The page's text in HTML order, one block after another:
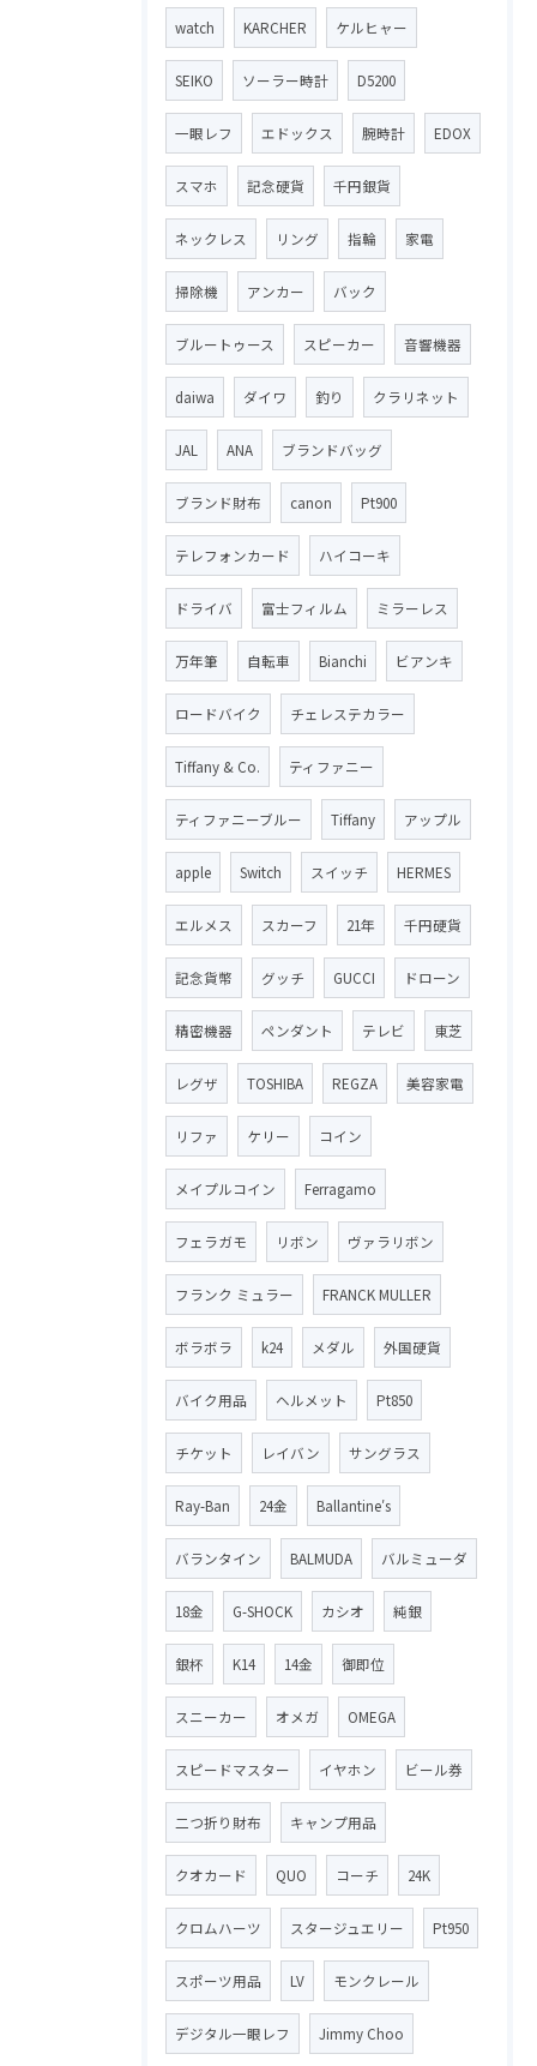
watch KARCHER ケルヒャー
SEIKO ソーラー時計 D5200
一眼レフ エドックス 腕時計 EDOX
スマホ 記念硬貨 千円銀貨
ネックレス リング 指輪 家電
掃除機 アンカー バック
ブルートゥース スピーカー 音響機器
daiwa ダイワ 釣り クラリネット
JAL ANA ブランドバッグ
ブランド財布 canon Pt900
テレフォンカード ハイコーキ
ドライバ 富士フィルム ミラーレス
万年筆 自転車 Bianchi ビアンキ
ロードバイク チェレステカラー
Tiffany & Co. ティファニー
ティファニーブルー Tiffany アップル
apple Switch スイッチ HERMES
エルメス スカーフ 21年 千円硬貨
記念貨幣 グッチ GUCCI ドローン
精密機器 ペンダント テレビ 東芝
レグザ TOSHIBA REGZA 美容家電
リファ ケリー コイン
メイプルコイン Ferragamo
フェラガモ リボン ヴァラリボン
フランク ミュラー FRANCK MULLER
ボラボラ k24 メダル 外国硬貨
バイク用品 ヘルメット Pt850
チケット レイバン サングラス
Ray-Ban 24金 Ballantine′s
バランタイン BALMUDA バルミューダ
18金 G-SHOCK カシオ 純銀
銀杯 K14 14金 御即位
スニーカー オメガ OMEGA
スピードマスター イヤホン ビール券
二つ折り財布 キャンプ用品
クオカード QUO コーチ 24K
クロムハーツ スタージュエリー Pt950
スポーツ用品 LV モンクレール
デジタル一眼レフ Jimmy Choo